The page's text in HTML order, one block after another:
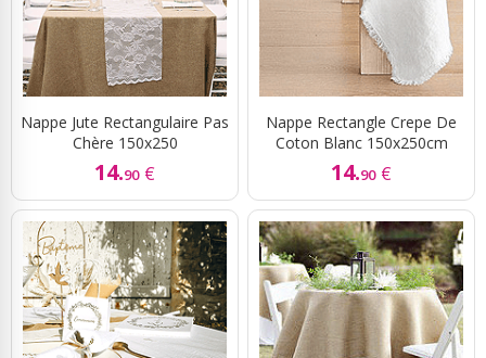
Nappe Jute Rectangulaire Pas
Chère 150x250
14.90 €
Nappe Rectangle Crepe De
Coton Blanc 150x250cm
14.90 €